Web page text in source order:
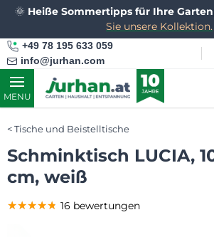
🌞 Heiße Sommertipps für Ihre
Sie unsere Kollektion.
+49 78 195 633 059
info@jurhan.com
MENU
Tische und Beistelltische
Schminktisch LUCIA,
cm, weiß
★★★★★
★★★★★
★★★★★ 16 bewertungen